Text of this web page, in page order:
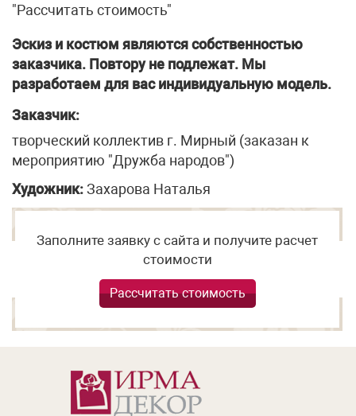
"Рассчитать стоимость"
Эскиз и костюм являются собственностью
заказчика. Повтору не подлежат. Мы
разработаем для вас индивидуальную модель.
Заказчик:
творческий коллектив г. Мирный (заказан к
мероприятию "Дружба народов")
Художник:Захарова Наталья
Заполните заявку с сайта и получите расчет
стоимости
Рассчитать стоимость